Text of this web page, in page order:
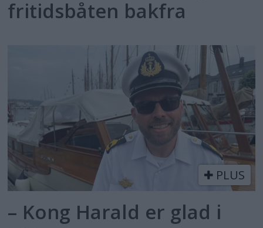
fritidsbåten bakfra
PLUS
– Kong Harald er glad i